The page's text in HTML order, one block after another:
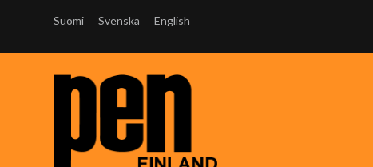
Suomi Svenska English